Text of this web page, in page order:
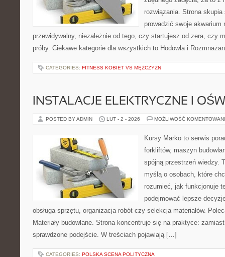
rozwiązania. Strona
prowadzić swoje akwarium
przewidywalny, niezależnie od tego, czy startujesz od zera, czy
próby. Ciekawe kategorie dla wszystkich to Hodowla i
CATEGORIES: FITNESS KOBIET VS MĘŻCZYZN
INSTALACJE ELEKTRYCZNE I
POSTED BY ADMIN LUT - 2 - 2026 MOŻLIWOŚĆ
Kursy Marko to serwis
forkliftów, maszyn
spójną przestrzeń wiedzy.
myślą o osobach, które
rozumieć, jak funkcjonuje
podejmować lepsze
obsługa sprzętu, organizacja robót czy selekcja materiałów.
Materiały budowlane. Strona koncentruje się na praktyce:
sprawdzone podejście. W treściach pojawiają […]
CATEGORIES: POLSKA SCENA POLITYCZNA